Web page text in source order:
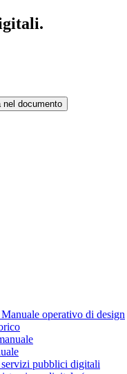
nel documento
operativo di design
pubblici digitali